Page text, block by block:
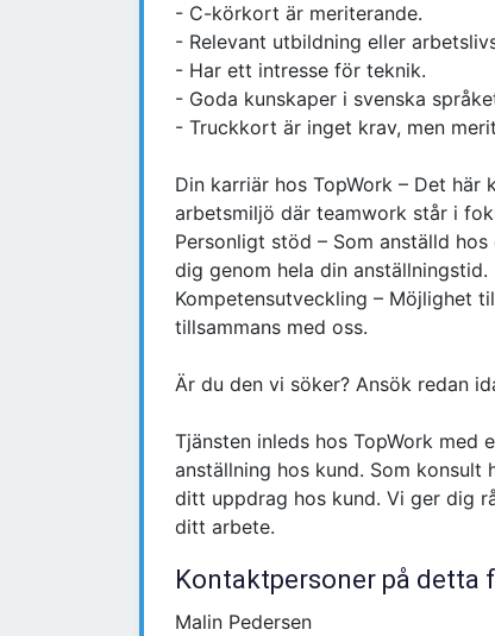
- C-körkort är meriterande.
- Relevant utbildning eller
- Har ett intresse för teknik.
- Goda kunskaper i svenska
- Truckkort är inget krav, men
Din karriär hos TopWork – Det
arbetsmiljö där teamwork står i
Personligt stöd – Som anställd
dig genom hela din anställningstid.
Kompetensutveckling – Möjlighet
tillsammans med oss.
Är du den vi söker? Ansök redan
Tjänsten inleds hos TopWork
anställning hos kund. Som
ditt uppdrag hos kund. Vi ger dig
ditt arbete.
Kontaktpersoner på detta
Malin Pedersen